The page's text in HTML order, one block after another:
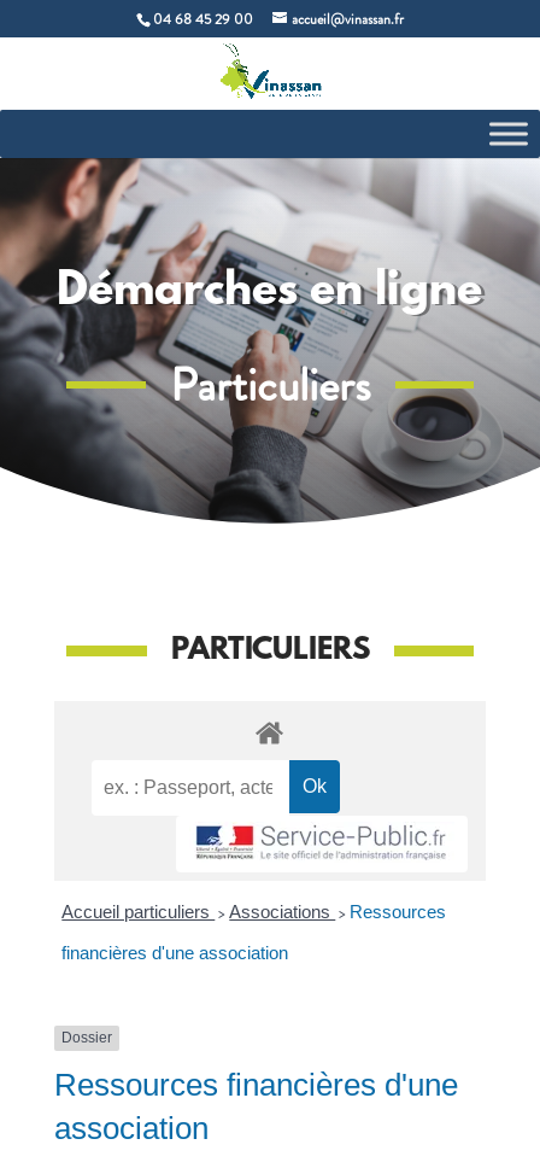
04 68 45 29 00 accueil@vinassan.fr
Démarches en ligne
Particuliers
PARTICULIERS
Accueil particuliers > Associations > Ressources
financières d'une association
Dossier
Ressources financières d'une
association